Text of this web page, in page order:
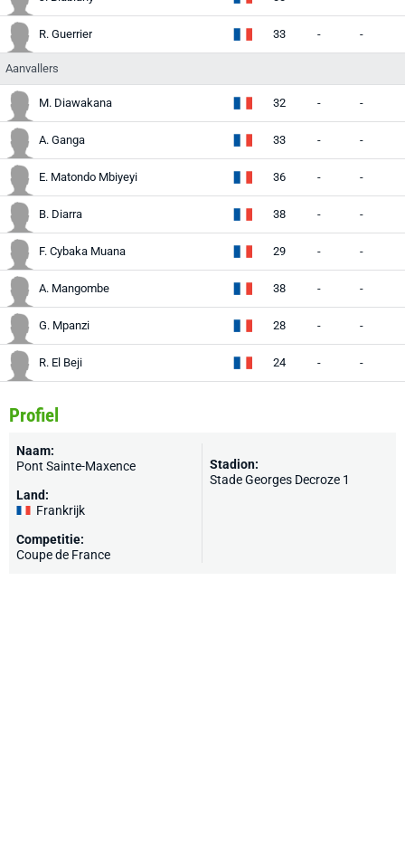
R. Guerrier 33 - -
Aanvallers
M. Diawakana 32 - -
A. Ganga 33 - -
E. Matondo Mbiyeyi 36 - -
B. Diarra 38 - -
F. Cybaka Muana 29 - -
A. Mangombe 38 - -
G. Mpanzi 28 - -
R. El Beji 24 - -
Profiel
Naam:
Pont Sainte-Maxence
Land:
Frankrijk
Competitie:
Coupe de France
Stadion:
Stade Georges Decroze 1